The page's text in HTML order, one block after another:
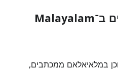
למה משתמשים ב־Malayalam
במלאיאלאם ממכתבים,